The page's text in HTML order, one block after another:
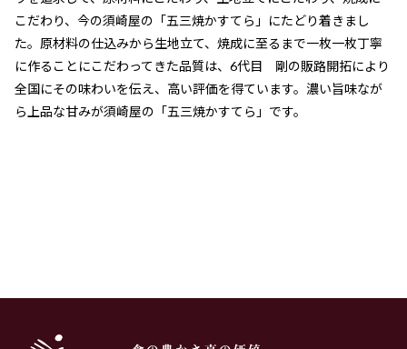
こだわり、今の須崎屋の「五三焼かすてら」にたどり着きまし
た。原材料の仕込みから生地立て、焼成に至るまで一枚一枚丁寧
に作ることにこだわってきた品質は、6代目 剛の販路開拓により
全国にその味わいを伝え、高い評価を得ています。濃い旨味なが
ら上品な甘みが須崎屋の「五三焼かすてら」です。